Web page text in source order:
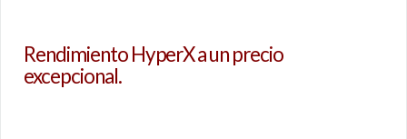
Rendimiento HyperX a un precio
excepcional.